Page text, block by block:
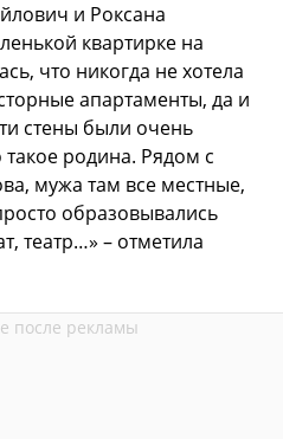
и Роксана
квартирке на
что никогда не хотела
апартаменты, да и
стены были очень
родина. Рядом с
мужа там все местные,
образовывались
театр…» – отметила